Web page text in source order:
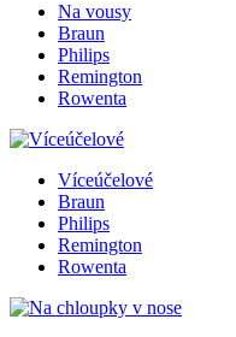
Na vousy
Braun
Philips
Remington
Rowenta
Víceúčelové
Braun
Philips
Remington
Rowenta